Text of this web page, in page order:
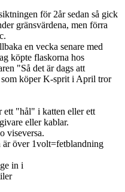
för 2år sedan så gick
gränsvärdena, men förra
en vecka senare med
köpte flaskorna hos
"Så det är dags att
köper K-sprit i April tror
ett "hål" i katten eller ett
eller kablar.
viseversa.
är över 1volt=fetblandning
in i